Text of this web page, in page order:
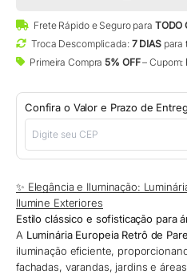
Frete Rápido e Seguro para TODO
Troca Descomplicada: 7 DIASpara
Primeira Compra5% OFF– Cupom:
Confira o Valor e Prazo de
✨ Elegância e Iluminação:
Ilumine Exteriores
Estilo clássico e sofisticação para
A Luminária Europeia Retrô de
iluminação eficiente,
fachadas, varandas, jardins e